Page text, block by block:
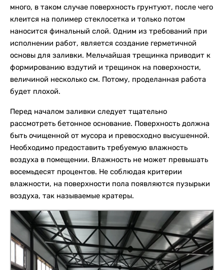
много, в таком случае поверхность грунтуют, после чего
клеится на полимер стеклосетка и только потом
наносится финальный слой. Одним из требований при
исполнении работ, является создание герметичной
основы для заливки. Мельчайшая трещинка приводит к
формированию вздутий и трещинок на поверхности,
величиной несколько см. Потому, проделанная работа
будет плохой.
Перед началом заливки следует тщательно
рассмотреть бетонное основание. Поверхность должна
быть очищенной от мусора и превосходно высушенной.
Необходимо предоставить требуемую влажность
воздуха в помещении. Влажность не может превышать
восемьдесят процентов. Не соблюдая критерии
влажности, на поверхности пола появляются пузырьки
воздуха, так называемые кратеры.